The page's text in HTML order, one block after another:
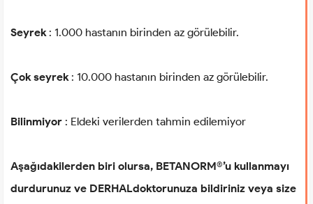
Seyrek : 1.000 hastanın birinden az görülebilir.
Çok seyrek: 10.000 hastanın birinden az görülebilir.
Bilinmiyor : Eldeki verilerden tahmin edilemiyor
Aşağıdakilerden biri olursa, BETANORM®’u kullanmayı
durdurunuz ve DERHALdoktorunuza bildiriniz veya size